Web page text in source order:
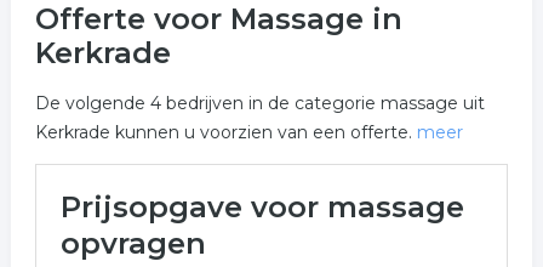
Offerte voor Massage in
Kerkrade
De volgende 4 bedrijven in de categorie massage uit
Kerkrade kunnen u voorzien van een offerte. meer
Kerkrade
Prijsopgave voor massage
opvragen